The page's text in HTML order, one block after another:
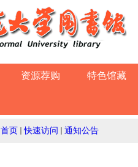
资源荐购 特色馆藏
首页 快速访问 通知公告